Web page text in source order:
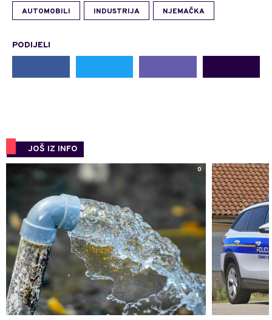
AUTOMOBILI INDUSTRIJA NJEMAČKA
PODIJELI
JOŠ IZ INFO
0